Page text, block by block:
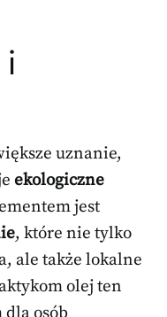
uznanie,
ekologiczne
jest
, które nie tylko
ale także lokalne
olej ten